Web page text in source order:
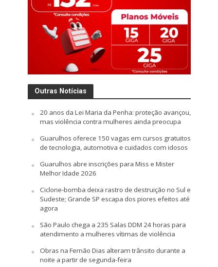
Outras Notícias
20 anos da Lei Maria da Penha: proteção avançou,
mas violência contra mulheres ainda preocupa
Guarulhos oferece 150 vagas em cursos gratuitos
de tecnologia, automotiva e cuidados com idosos
Guarulhos abre inscrições para Miss e Mister
Melhor Idade 2026
Ciclone-bomba deixa rastro de destruição no Sul e
Sudeste; Grande SP escapa dos piores efeitos até
agora
São Paulo chega a 235 Salas DDM 24 horas para
atendimento a mulheres vítimas de violência
Obras na Fernão Dias alteram trânsito durante a
noite a partir de segunda-feira